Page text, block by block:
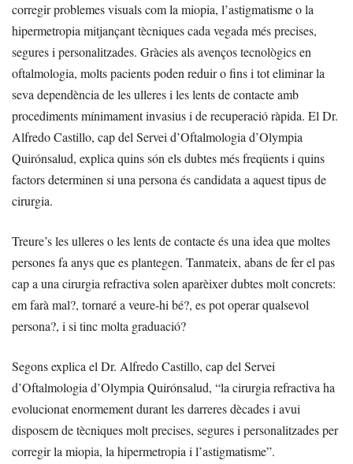
corregir problemes visuals com la miopia, l’astigmatisme o la
hipermetropia mitjançant tècniques cada vegada més precises,
segures i personalitzades. Gràcies als avenços tecnològics en
oftalmologia, molts pacients poden reduir o fins i tot eliminar la
seva dependència de les ulleres i les lents de contacte amb
procediments mínimament invasius i de recuperació ràpida. El Dr.
Alfredo Castillo, cap del Servei d’Oftalmologia d’Olympia
Quirónsalud, explica quins són els dubtes més freqüents i quins
factors determinen si una persona és candidata a aquest tipus de
cirurgia.
Treure’s les ulleres o les lents de contacte és una idea que moltes
persones fa anys que es plantegen. Tanmateix, abans de fer el pas
cap a una cirurgia refractiva solen aparèixer dubtes molt concrets:
em farà mal?, tornaré a veure-hi bé?, es pot operar qualsevol
persona?, i si tinc molta graduació?
Segons explica el Dr. Alfredo Castillo, cap del Servei
d’Oftalmologia d’Olympia Quirónsalud, “la cirurgia refractiva ha
evolucionat enormement durant les darreres dècades i avui
disposem de tècniques molt precises, segures i personalitzades per
corregir la miopia, la hipermetropia i l’astigmatisme”.